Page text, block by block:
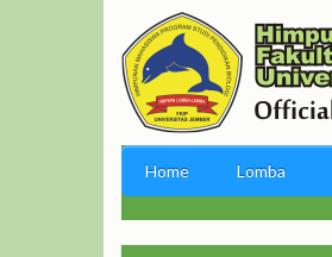
Home Lomba